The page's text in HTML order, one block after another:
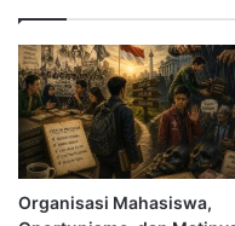
Organisasi Mahasiswa,